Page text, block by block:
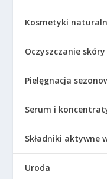
Kosmetyki
Oczyszczanie
Pielęgnacja
Serum i
Składniki aktywne
Uroda